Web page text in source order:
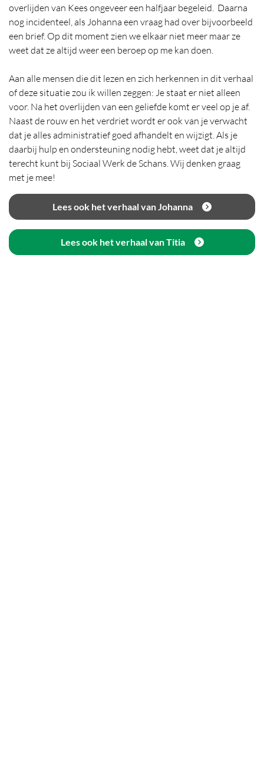
overlijden van Kees ongeveer een halfjaar begeleid. Daarna
nog incidenteel, als Johanna een vraag had over bijvoorbeeld
een brief. Op dit moment zien we elkaar niet meer maar ze
weet dat ze altijd weer een beroep op me kan doen.
Aan alle mensen die dit lezen en zich herkennen in dit verhaal
of deze situatie zou ik willen zeggen: Je staat er niet alleen
voor. Na het overlijden van een geliefde komt er veel op je af.
Naast de rouw en het verdriet wordt er ook van je verwacht
dat je alles administratief goed afhandelt en wijzigt. Als je
daarbij hulp en ondersteuning nodig hebt, weet dat je altijd
terecht kunt bij Sociaal Werk de Schans. Wij denken graag
met je mee!
Lees ook het verhaal van Johanna
Lees ook het verhaal van Titia